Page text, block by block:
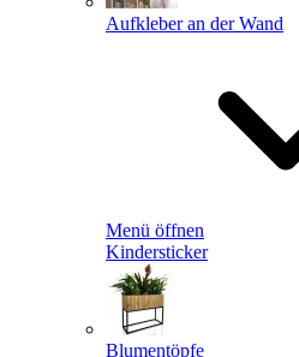
Aufkleber an der Wand
Menü öffnen
Kindersticker
Blumentöpfe